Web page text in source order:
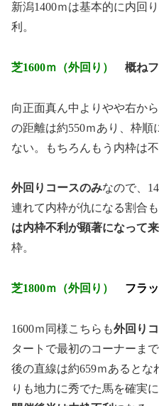
新潟1400ｍは基本的に内回
利。
芝1600ｍ（外回り） 概ね
向正面真ん中よりやや右か
の距離は約550ｍあり、枠順
ない。もちろんもう内枠は不
外回りコースのみなので、
連れて内枠が仇になる割合
は内枠不利が顕著になって
枠。
芝1800ｍ（外回り） フラ
1600ｍ同様こちらも外回り
タートで最初のコーナーま
後の直線は約659ｍあるとな
りも地力に秀でた馬を確実